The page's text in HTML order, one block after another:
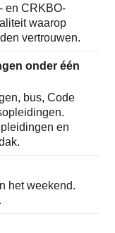
en CRKBO-
waarop
vertrouwen.
onder één
bus, Code
en
het weekend.